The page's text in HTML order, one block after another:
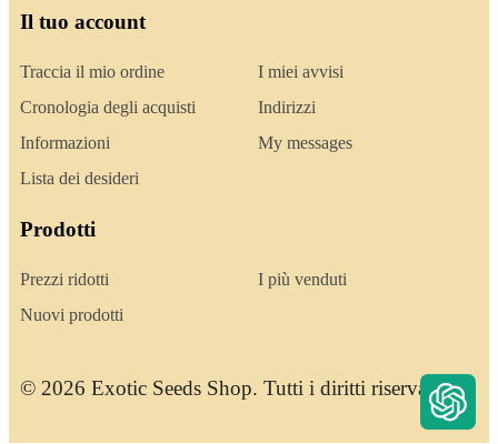
Il tuo account
Traccia il mio ordine
Cronologia degli acquisti
Informazioni
Lista dei desideri
I miei avvisi
Indirizzi
My messages
Prodotti
Prezzi ridotti
Nuovi prodotti
I più venduti
© 2026 Exotic Seeds Shop. Tutti i diritti riservati.